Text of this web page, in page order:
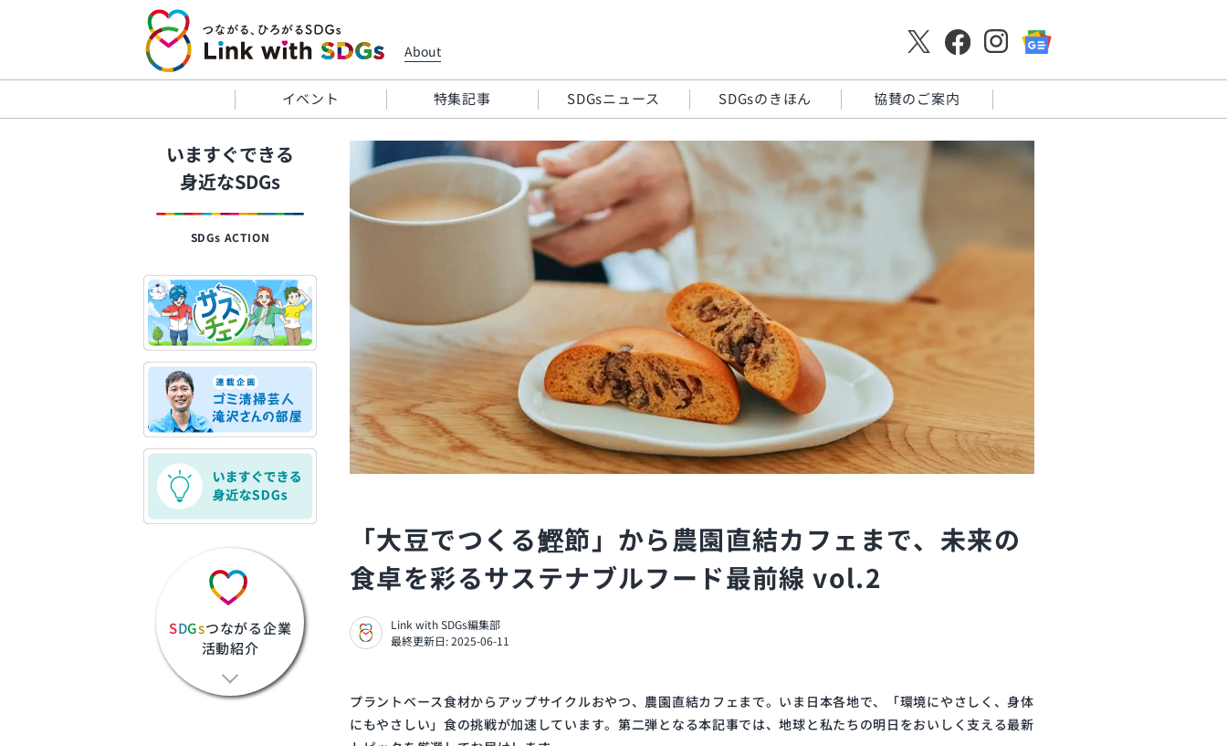
About
イベント 特集記事 SDGsニュース SDGsのきほん 協賛のご案内
いますぐできる
身近なSDGs
SDGs ACTION
SDGsつながる企業
活動紹介
「大豆でつくる鰹節」から農園直結カフェまで、未来の
食卓を彩るサステナブルフード最前線 vol.2
Link with SDGs編集部
最終更新日: 2025-06-11
プラントベース食材からアップサイクルおやつ、農園直結カフェまで。いま日本各地で、「環境にやさしく、身体
にもやさしい」食の挑戦が加速しています。第二弾となる本記事では、地球と私たちの明日をおいしく支える最新